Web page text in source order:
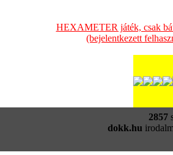
HEXAMETER játék, csak
(bejelentkezett
2857
dokk.hu